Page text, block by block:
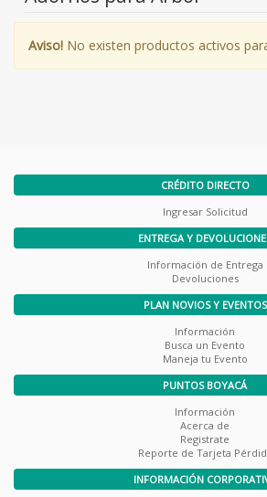
Aviso! No existen productos activos
CRÉDITO DIRECTO
Ingresar Solicitud
ENTREGA Y
Información de Entrega
Devoluciones
PLAN NOVIOS Y EVENTOS
Información
Busca un Evento
Maneja tu Evento
PUNTOS BOYACÁ
Información
Acerca de
Registrate
Reporte de Tarjeta
INFORMACIÓN